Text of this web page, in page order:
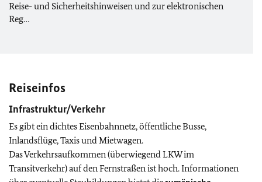
Reise- und Sicherheitshinweisen und zur elektronischen
Reg…
Reiseinfos
Infrastruktur/Verkehr
Es gibt ein dichtes Eisenbahnnetz, öffentliche Busse,
Inlandsflüge, Taxis und Mietwagen.
Das Verkehrsaufkommen (überwiegend LKW im
Transitverkehr) auf den Fernstraßen ist hoch. Informationen